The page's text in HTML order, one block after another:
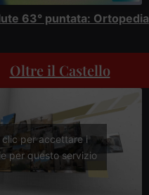
63° puntata: Ortopedia
Oltre il Castello
clic per accettare i
per questo servizio